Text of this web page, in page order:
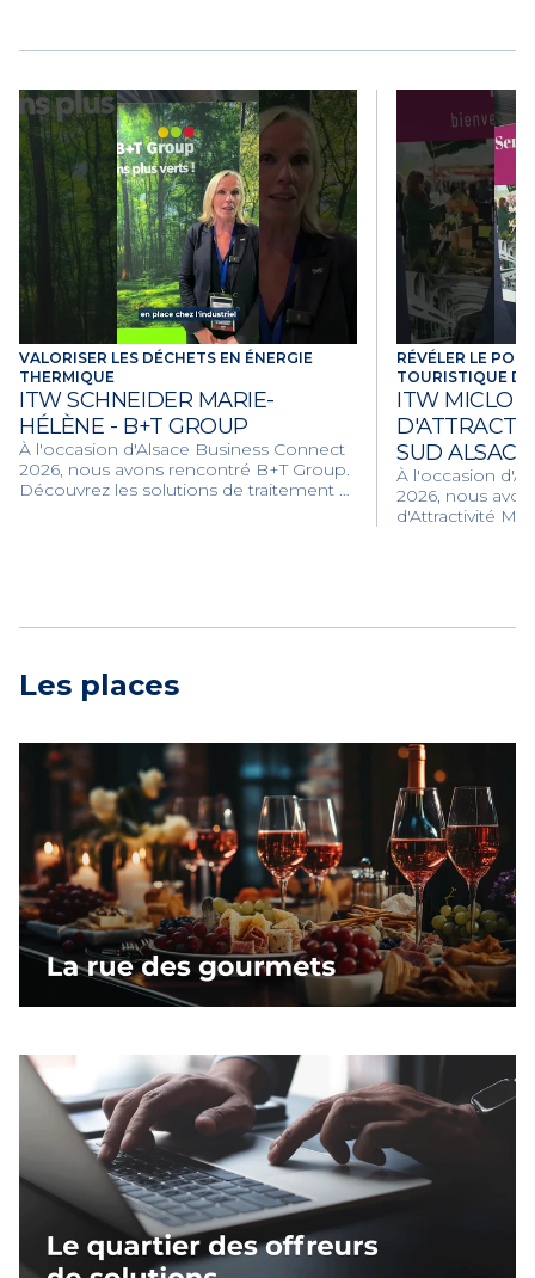
VALORISER LES DÉCHETS EN ÉNERGIE
THERMIQUE
ITW SCHNEIDER MARIE-
HÉLÈNE - B+T GROUP
À l'occasion d'Alsace Business Connect
2026, nous avons rencontré B+T Group.
Découvrez les solutions de traitement et
RÉVÉLER LE
TOURISTIQUE
ITW MICLO
SUD ALSACE
À l'occasion
2026, nous
d'Attractivité
Les places